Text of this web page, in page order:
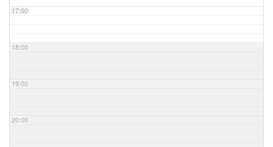
17:00
18:00
19:00
20:00